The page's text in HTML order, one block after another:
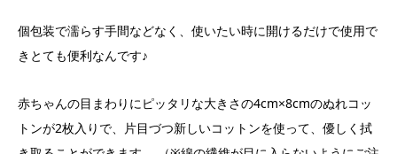
個包装で濡らす手間などなく、使いたい時に開けるだけで使用で
きとても便利なんです♪
赤ちゃんの目まわりにピッタリな大きさの4cm×8cmのぬれコッ
トンが2枚入りで、片目づつ新しいコットンを使って、優しく拭